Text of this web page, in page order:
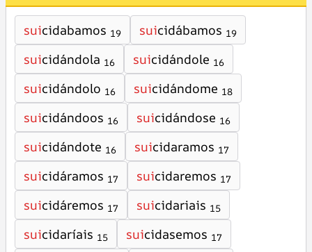
suicidabamos 19 suicidábamos 19
suicidándola 16 suicidándole 16
suicidándolo 16 suicidándome 18
suicidándoos 16 suicidándose 16
suicidándote 16 suicidaramos 17
suicidáramos 17 suicidaremos 17
suicidáremos 17 suicidariais 15
suicidaríais 15 suicidasemos 17